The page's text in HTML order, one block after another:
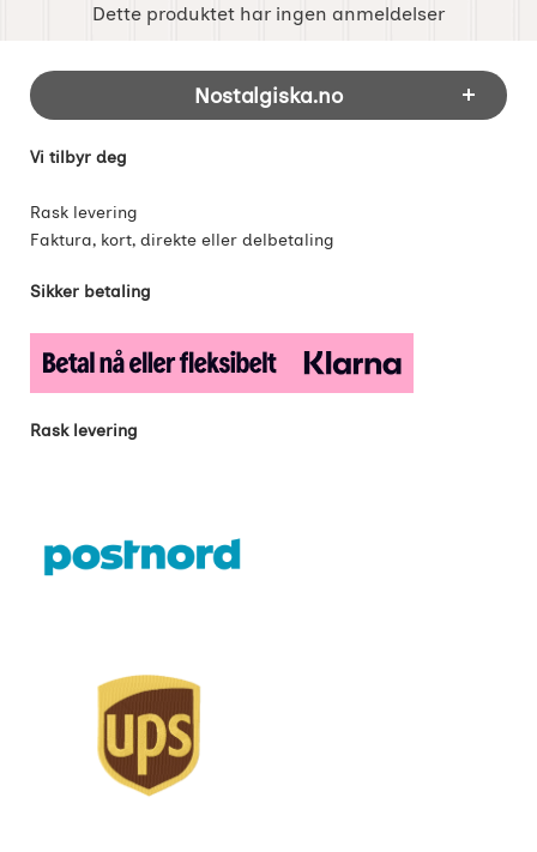
Dette produktet har ingen anmeldelser
Footer-innhold Blandet informasjon og
Nostalgiska.no
Vi tilbyr deg
Rask levering
Faktura, kort, direkte eller delbetaling
Sikker betaling
Rask levering